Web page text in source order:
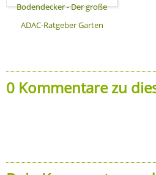
Bodendecker - Der große
ADAC-Ratgeber Garten
0 Kommentare zu